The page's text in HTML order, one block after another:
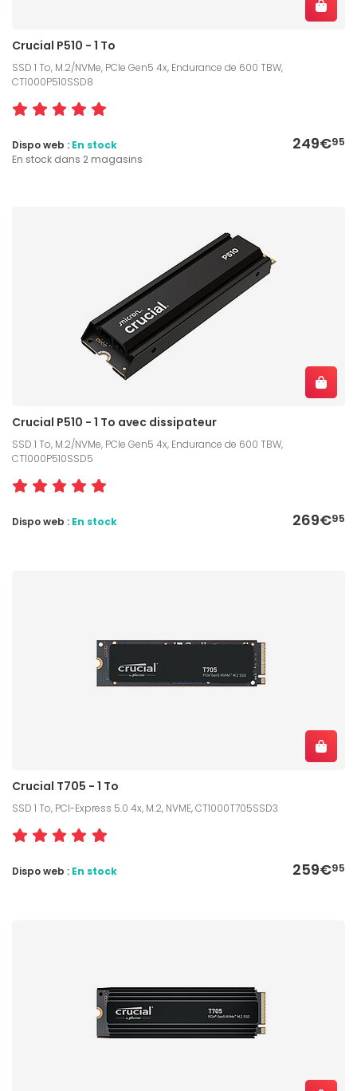
Crucial P510 - 1 To
SSD 1 To, M.2/NVMe, PCIe Gen5 4x, Endurance de 600 TBW,
CT1000P510SSD8
249€95
Dispo web : En stock
En stock dans 2 magasins
Crucial P510 - 1 To avec dissipateur
SSD 1 To, M.2/NVMe, PCIe Gen5 4x, Endurance de 600 TBW,
CT1000P510SSD5
269€95
Dispo web : En stock
Crucial T705 - 1 To
SSD 1 To, PCI-Express 5.0 4x, M.2, NVME, CT1000T705SSD3
259€95
Dispo web : En stock